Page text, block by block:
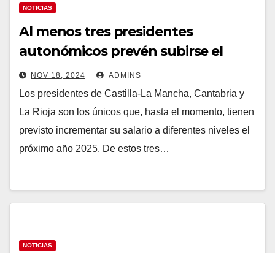
NOTICIAS
Al menos tres presidentes
autonómicos prevén subirse el
sueldo en 2025
NOV 18, 2024 ADMINS
Los presidentes de Castilla-La Mancha, Cantabria y
La Rioja son los únicos que, hasta el momento, tienen
previsto incrementar su salario a diferentes niveles el
próximo año 2025. De estos tres…
NOTICIAS